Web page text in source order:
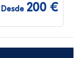
Desde 200 €